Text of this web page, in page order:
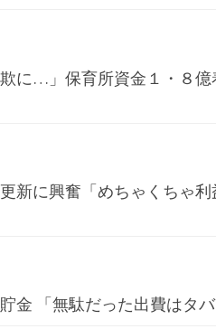
欺に…」保育所資金１・８
新に興奮「めちゃくちゃ利
金 「無駄だった出費はタバ